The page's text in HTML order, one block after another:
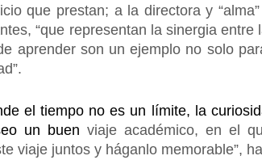
que prestan; a la directora y
“que representan la sinergia
aprender son un ejemplo no solo
el tiempo no es un límite, la
un buen viaje académico, en el
viaje juntos y háganlo memorable”,